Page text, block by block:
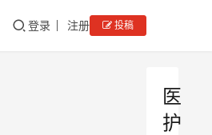
登录 注册 投稿
医
护